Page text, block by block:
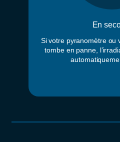
En
Si votre pyranomètre ou
tombe en panne,